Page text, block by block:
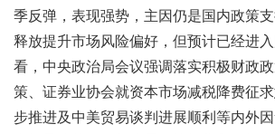
季反弹，表现强势，主因仍是国内政策
释放提升市场风险偏好，但预计已经进
看，中央政治局会议强调落实积极财政
策、证券业协会就资本市场减税降费征
步推进及中美贸易谈判进展顺利等内外